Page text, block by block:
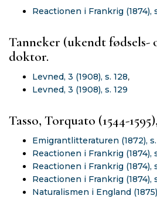
Reactionen i Frankrig (1874),
Tanneker (ukendt fødsels-
doktor.
Levned, 3 (1908), s. 128,
Levned, 3 (1908), s. 129
Tasso, Torquato (1544-
Emigrantlitteraturen (1872),
Reactionen i Frankrig (1874),
Reactionen i Frankrig (1874),
Reactionen i Frankrig (1874),
Naturalismen i England